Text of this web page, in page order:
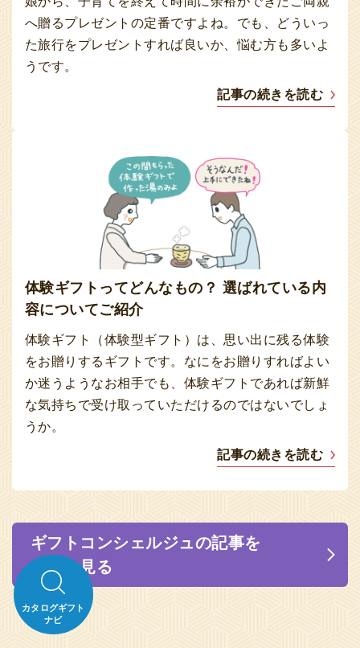
へ贈るプレゼントの定番ですよね。でも、どういっ
た旅行をプレゼントすれば良いか、悩む方も多いよ
うです。
記事の続きを読む
体験ギフトってどんなもの？ 選ばれている内
容についてご紹介
体験ギフト（体験型ギフト）は、思い出に残る体験
をお贈りするギフトです。なにをお贈りすればよい
か迷うようなお相手でも、体験ギフトであれば新鮮
な気持ちで受け取っていただけるのではないでしょ
うか。
記事の続きを読む
ギフトコンシェルジュの記事を
もっと見る
カタログギフト
ナビ